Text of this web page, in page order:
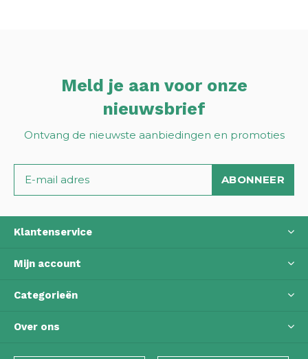
Meld je aan voor onze
nieuwsbrief
Ontvang de nieuwste aanbiedingen en promoties
ABONNEER
Klantenservice
Mijn account
Categorieën
Over ons